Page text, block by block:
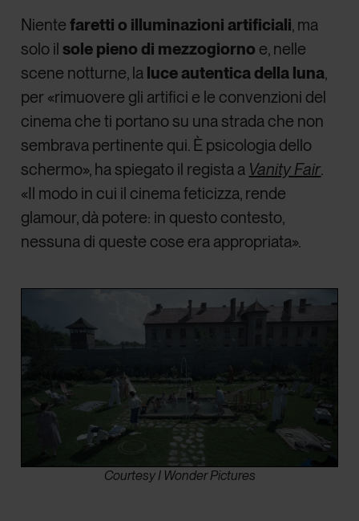
Nientefaretti o illuminazioni artificiali, ma
solo ilsole pieno di mezzogiorno e, nelle
scene notturne, la luce autentica della luna,
per «rimuovere gli artifici e le convenzioni del
cinema che ti portano su una strada che non
sembrava pertinente qui. È psicologia dello
schermo», ha spiegato il regista a Vanity Fair.
«Il modo in cui il cinema feticizza, rende
glamour, dà potere: in questo contesto,
nessuna di queste cose era appropriata».
Courtesy I Wonder Pictures